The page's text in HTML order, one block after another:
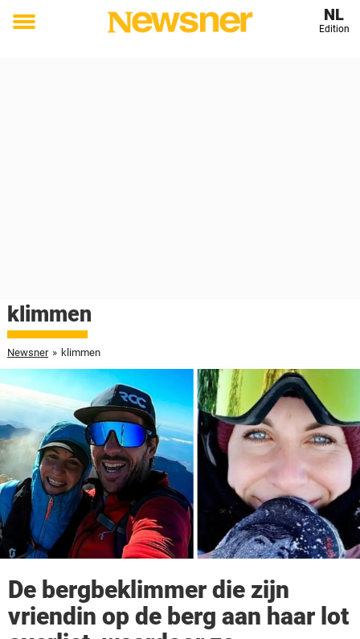
Toggle
NL
Edition
klimmen
Newsner » klimmen
De bergbeklimmer die zijn
vriendin op de berg aan haar lot